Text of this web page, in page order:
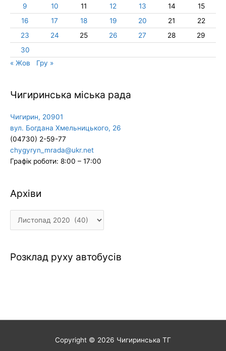
9
10 11 12 13 14
15
16
17 18 19 20 21
22
23
24 25 26 27 28
29
30
« Жов
Гру »
Чигиринська міська рада
Чигирин, 20901
вул. Богдана Хмельницького, 26
(04730) 2-59-77
chygyryn_mrada@ukr.net
Графік роботи: 8:00 – 17:00
Архіви
Архіви
Розклад руху автобусів
Copyright © 2026 Чигиринська ТГ